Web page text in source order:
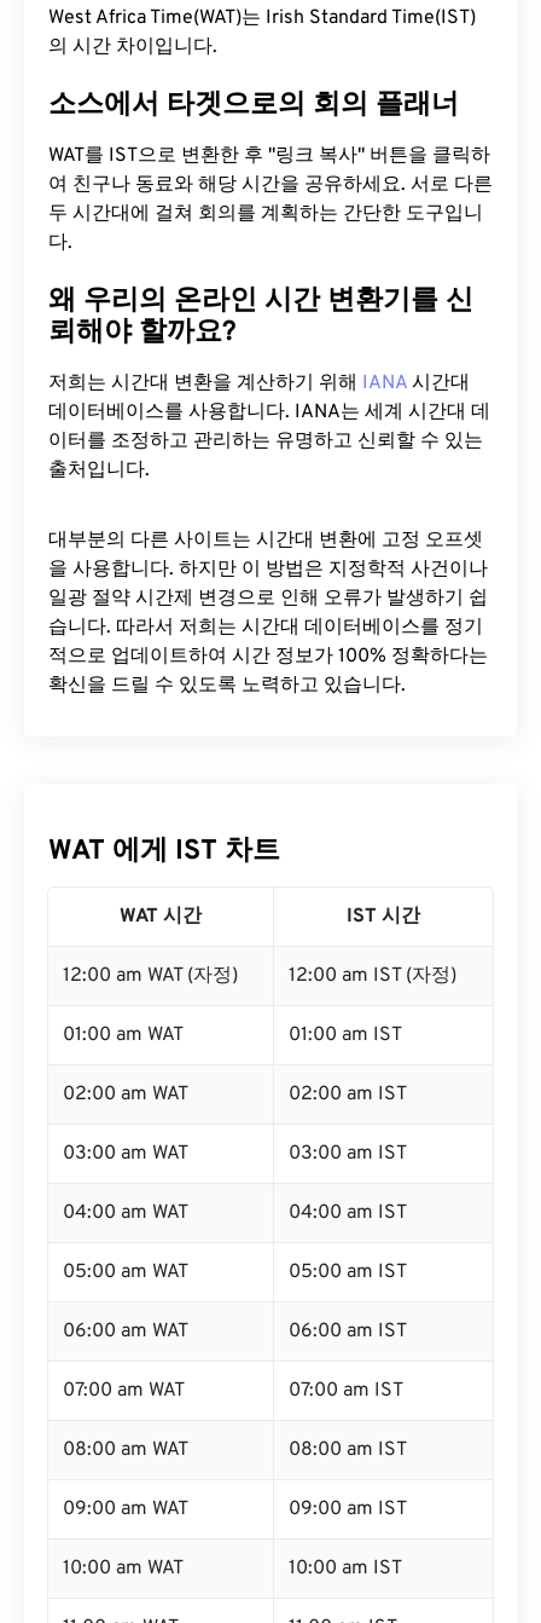
West Africa Time(WAT)는 Irish Standard Time(IST)
의 시간 차이입니다.
소스에서 타겟으로의 회의 플래너
WAT를 IST으로 변환한 후 "링크 복사" 버튼을 클릭하
여 친구나 동료와 해당 시간을 공유하세요. 서로 다른
두 시간대에 걸쳐 회의를 계획하는 간단한 도구입니
다.
왜 우리의 온라인 시간 변환기를 신
뢰해야 할까요?
저희는 시간대 변환을 계산하기 위해 IANA 시간대
데이터베이스를 사용합니다. IANA는 세계 시간대 데
이터를 조정하고 관리하는 유명하고 신뢰할 수 있는
출처입니다.
대부분의 다른 사이트는 시간대 변환에 ​​고정 오프셋
을 사용합니다. 하지만 이 방법은 지정학적 사건이나
일광 절약 시간제 변경으로 인해 오류가 발생하기 쉽
습니다. 따라서 저희는 시간대 데이터베이스를 정기
적으로 업데이트하여 시간 정보가 100% 정확하다는
확신을 드릴 수 있도록 노력하고 있습니다.
WAT 에게 IST 차트
WAT 시간 IST 시간
12:00 am WAT (자정) 12:00 am IST (자정)
01:00 am WAT 01:00 am IST
02:00 am WAT 02:00 am IST
03:00 am WAT 03:00 am IST
04:00 am WAT 04:00 am IST
05:00 am WAT 05:00 am IST
06:00 am WAT 06:00 am IST
07:00 am WAT 07:00 am IST
08:00 am WAT 08:00 am IST
09:00 am WAT 09:00 am IST
10:00 am WAT 10:00 am IST